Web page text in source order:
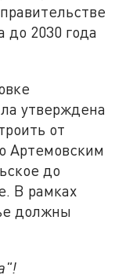
до 2030 года
утверждена
от
Артемовским
до
В рамках
должны